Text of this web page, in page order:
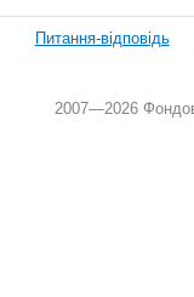
Питання-відповідь
2007—2026